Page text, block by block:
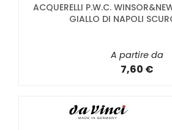
ACQUERELLI P.W.C.
GIALLO DI NAPOLI
A partire da
7,60 €